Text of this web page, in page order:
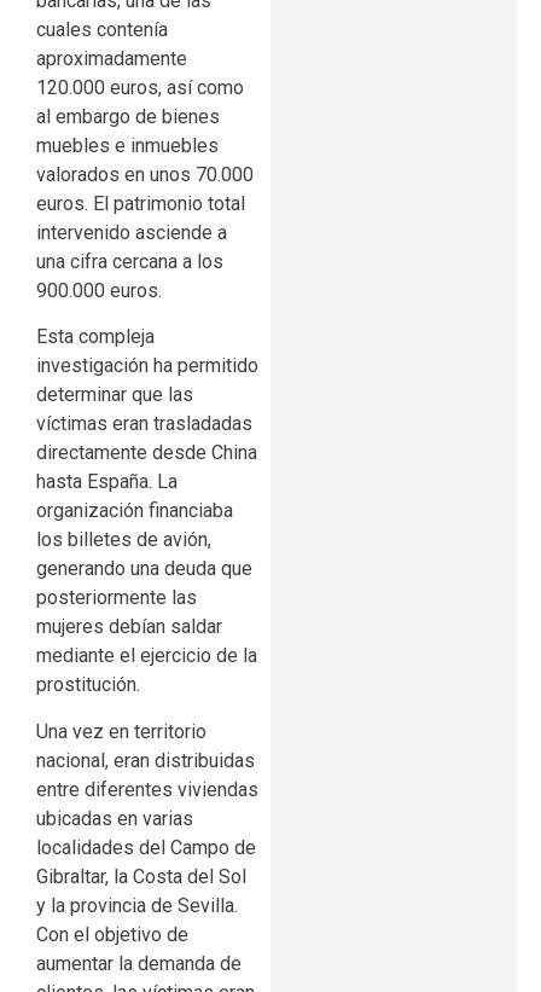
cuales contenía
aproximadamente
120.000 euros, así como
al embargo de bienes
muebles e inmuebles
valorados en unos 70.000
euros. El patrimonio total
intervenido asciende a
una cifra cercana a los
900.000 euros.
Esta compleja
investigación ha permitido
determinar que las
víctimas eran trasladadas
directamente desde China
hasta España. La
organización financiaba
los billetes de avión,
generando una deuda que
posteriormente las
mujeres debían saldar
mediante el ejercicio de la
prostitución.
Una vez en territorio
nacional, eran distribuidas
entre diferentes viviendas
ubicadas en varias
localidades del Campo de
Gibraltar, la Costa del Sol
y la provincia de Sevilla.
Con el objetivo de
aumentar la demanda de